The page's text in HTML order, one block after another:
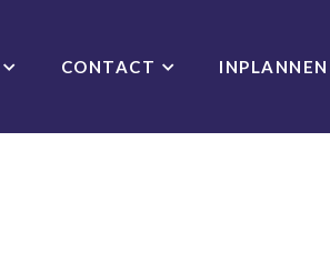
CONTACT INPLANNEN